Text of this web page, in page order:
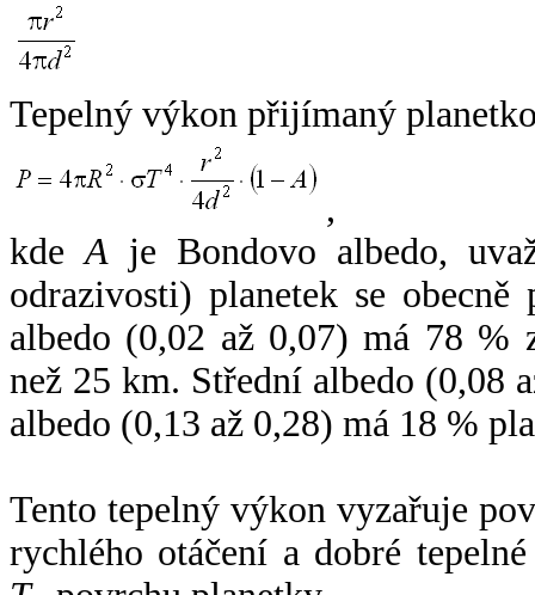
Tepelný výkon přijímaný
,
kdeA je Bondovo albedo,
odrazivosti) planetek se
albedo (0,02 až 0,07) má 78 %
než 25 km. Střední albedo (0,08
albedo (0,13 až 0,28) má 18 %
Tento tepelný výkon vyzařuje
rychlého otáčení a dobré